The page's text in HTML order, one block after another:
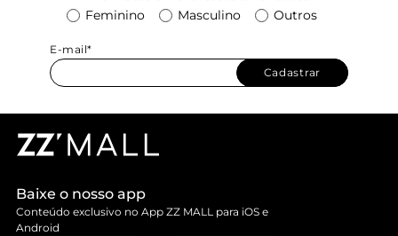
Feminino Masculino Outros
E-mail*
Cadastrar
Baixe o nosso app
Conteúdo exclusivo no App ZZ MALL para iOS e
Android